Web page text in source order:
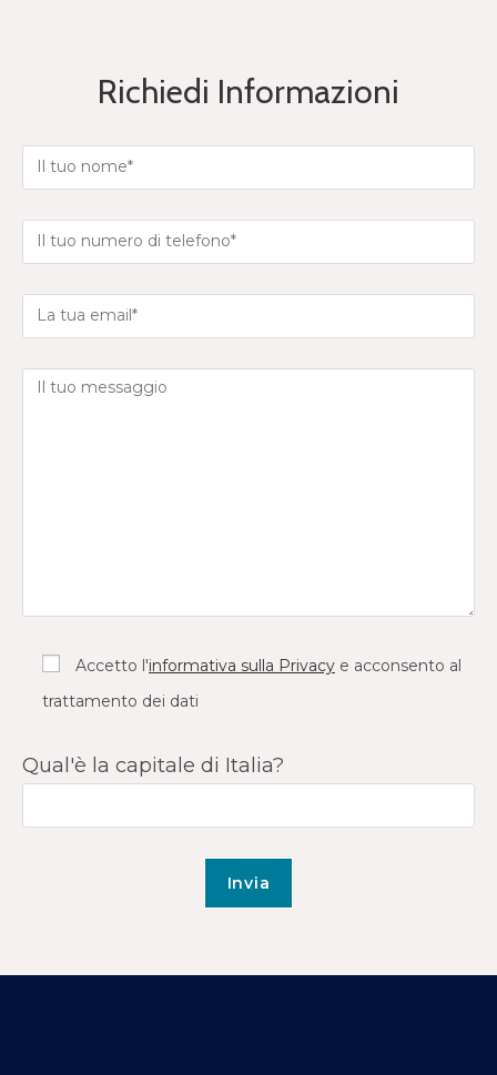
Richiedi Informazioni
Accetto l'informativa sulla Privacy e acconsento al
trattamento dei dati
Qual'è la capitale di Italia?